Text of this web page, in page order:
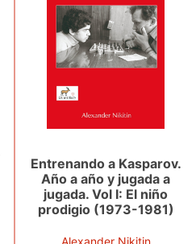
Entrenando a Kasparov.
Año a año y jugada a
jugada. Vol I: El niño
prodigio (1973-1981)
Alexander Nikitin